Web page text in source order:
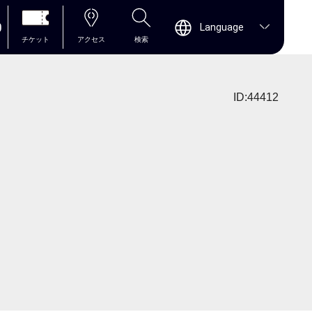
チケット アクセス 検索
Language
ID:44412